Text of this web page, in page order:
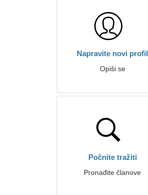
Napravite novi profil
Opiši se
Počnite tražiti
Pronađite članove